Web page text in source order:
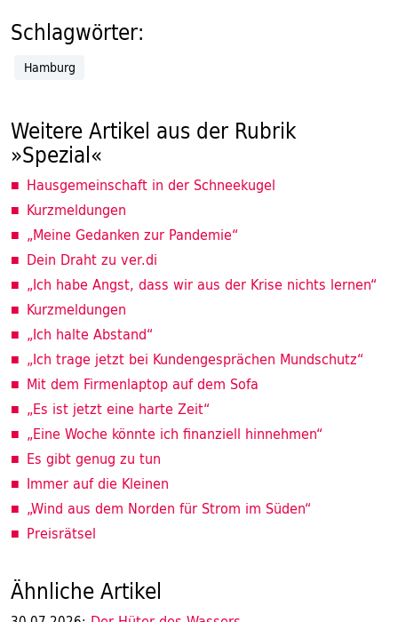
Schlagwörter:
Hamburg
Weitere Artikel aus der Rubrik
»Spezial«
Hausgemeinschaft in der Schneekugel
Kurzmeldungen
„Meine Gedanken zur Pandemie“
Dein Draht zu ver.di
„Ich habe Angst, dass wir aus der Krise nichts lernen“
Kurzmeldungen
„Ich halte Abstand“
„Ich trage jetzt bei Kundengesprächen Mundschutz“
Mit dem Firmenlaptop auf dem Sofa
„Es ist jetzt eine harte Zeit“
„Eine Woche könnte ich finanziell hinnehmen“
Es gibt genug zu tun
Immer auf die Kleinen
„Wind aus dem Norden für Strom im Süden“
Preisrätsel
Ähnliche Artikel